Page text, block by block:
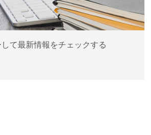
て最新情報をチェックする